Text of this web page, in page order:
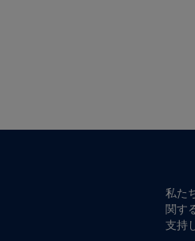
私た
関す
支持